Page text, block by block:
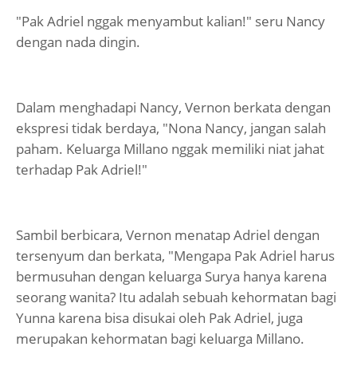
"Pak Adriel nggak menyambut kalian!" seru Nancy
dengan nada dingin.
Dalam menghadapi Nancy, Vernon berkata dengan
ekspresi tidak berdaya, "Nona Nancy, jangan salah
paham. Keluarga Millano nggak memiliki niat jahat
terhadap Pak Adriel!"
Sambil berbicara, Vernon menatap Adriel dengan
tersenyum dan berkata, "Mengapa Pak Adriel harus
bermusuhan dengan keluarga Surya hanya karena
seorang wanita? Itu adalah sebuah kehormatan bagi
Yunna karena bisa disukai oleh Pak Adriel, juga
merupakan kehormatan bagi keluarga Millano.